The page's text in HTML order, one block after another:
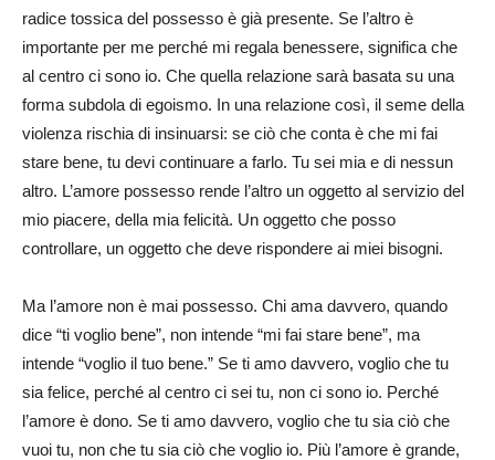
radice tossica del possesso è già presente. Se l’altro è
importante per me perché mi regala benessere, significa che
al centro ci sono io. Che quella relazione sarà basata su una
forma subdola di egoismo. In una relazione così, il seme della
violenza rischia di insinuarsi: se ciò che conta è che mi fai
stare bene, tu devi continuare a farlo. Tu sei mia e di nessun
altro. L’amore possesso rende l’altro un oggetto al servizio del
mio piacere, della mia felicità. Un oggetto che posso
controllare, un oggetto che deve rispondere ai miei bisogni.
Ma l’amore non è mai possesso. Chi ama davvero, quando
dice “ti voglio bene”, non intende “mi fai stare bene”, ma
intende “voglio il tuo bene.” Se ti amo davvero, voglio che tu
sia felice, perché al centro ci sei tu, non ci sono io. Perché
l’amore è dono. Se ti amo davvero, voglio che tu sia ciò che
vuoi tu, non che tu sia ciò che voglio io. Più l’amore è grande,